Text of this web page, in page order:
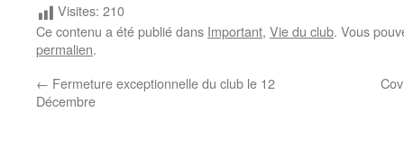
Visites: 210
Ce contenu a été publié dans Important, Vie du club. Vous
permalien.
← Fermeture exceptionnelle du club le 12
Décembre